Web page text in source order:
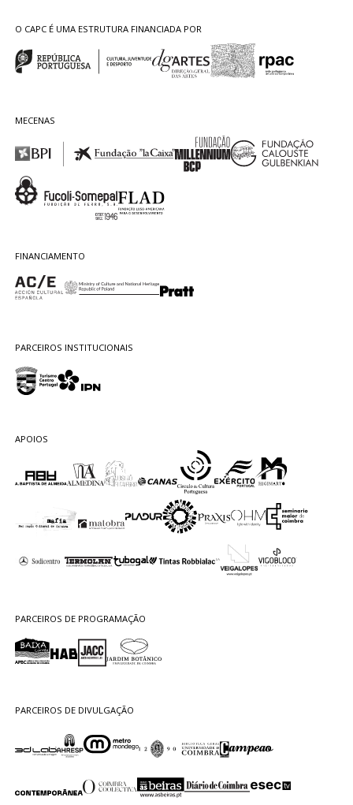
O CAPC É UMA ESTRUTURA FINANCIADA POR
MECENAS
FINANCIAMENTO
PARCEIROS INSTITUCIONAIS
APOIOS
PARCEIROS DE PROGRAMAÇÃO
PARCEIROS DE DIVULGAÇÃO